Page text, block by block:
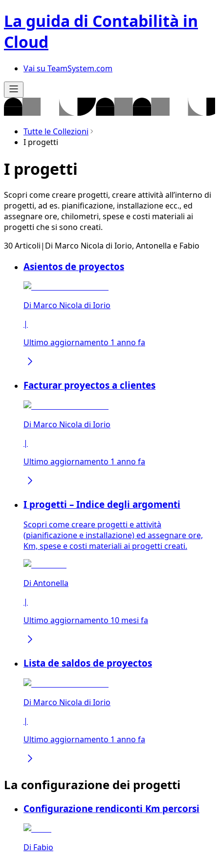
La guida di Contabilità in
Cloud
Vai su TeamSystem.com
Tutte le Collezioni
I progetti
I progetti
Scopri come creare progetti, creare attività all’interno di
progetti, ad es. pianificazione, installazione ecc., ed
assegnare ore, chilometri, spese e costi materiali ai
progetti che si sono creati.
30 Articoli| Di Marco Nicola di Iorio, Antonella e Fabio
Asientos de proyectos
Di Marco Nicola di Iorio
|
Ultimo aggiornamento 1 anno fa
Facturar proyectos a clientes
Di Marco Nicola di Iorio
|
Ultimo aggiornamento 1 anno fa
I progetti – Indice degli argomenti
Scopri come creare progetti e attività
(pianificazione e installazione) ed assegnare ore,
Km, spese e costi materiali ai progetti creati.
Di Antonella
|
Ultimo aggiornamento 10 mesi fa
Lista de saldos de proyectos
Di Marco Nicola di Iorio
|
Ultimo aggiornamento 1 anno fa
La configurazione dei progetti
Configurazione rendiconti Km percorsi
Di Fabio